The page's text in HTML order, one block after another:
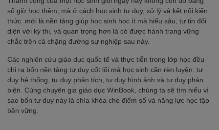
số giờ học thêm, mà ở cách học sinh tư duy, xử lý và kết nối kiến
thức. mới là nền tảng giúp học sinh học ít mà hiểu sâu, tự tin đối
diện với kỳ thi, và quan trọng hơn là có được hành trang vững
chắc trên cả chặng đường sự nghiệp sau này.
Các nghiên cứu giáo dục quốc tế và thực tiễn trong lớp học đều
chỉ ra bốn nền tảng tư duy cốt lõi mà học sinh cần rèn luyện: tư
duy hệ thống, tư duy phân tích, tư duy hình ảnh và tư duy phản
biện. Cùng chuyên gia giáo dục WinBook, chúng ta sẽ tìm hiểu vì
sao bốn tư duy này là chìa khóa cho điểm số và năng lực học tập
bền vững.